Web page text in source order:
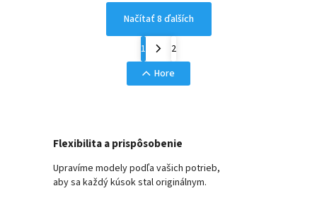
Načítať 8 ďalších
1
2
Hore
Flexibilita a prispôsobenie
Upravíme modely podľa vašich potrieb,
aby sa každý kúsok stal originálnym.